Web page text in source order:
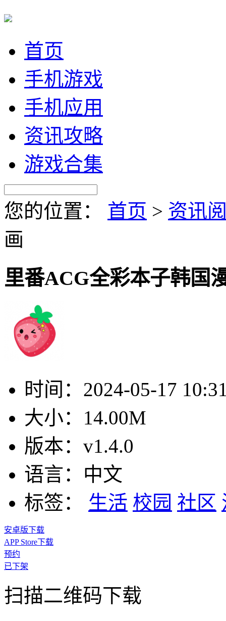
首页
手机游戏
手机应用
资讯攻略
游戏合集
您的位置： 首页 > 资讯
画
里番ACG全彩本子韩国
时间： 2024-05-17
大小： 14.00M
版本： v1.4.0
语言： 中文
标签：
生活 校园 社区
安卓版下载
APP Store下载
预约
已下架
扫描二维码下载